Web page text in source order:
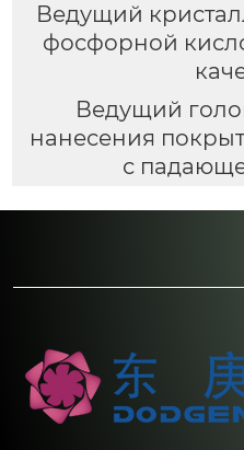
Ведущий
фосфорной
Ведущий
нанесения
с